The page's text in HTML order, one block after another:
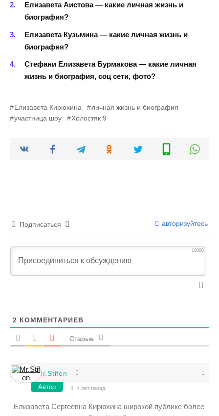
Елизавета Аистова — какие личная жизнь и
биография?
Елизавета Кузьмина — какие личная жизнь и
биография?
Стефани Елизавета Бурмакова — какие личная
жизнь и биография, соц сети, фото?
Елизавета Кирюхина
личная жизнь и биография
участница шоу
Холостяк 9
Подписаться авторизуйтесь
10000
2 КОММЕНТАРИЕВ
Старые
Mr.Stifen
Автор 4 лет назад
Елизавета Сергеевна Кирюхина широкой публике более